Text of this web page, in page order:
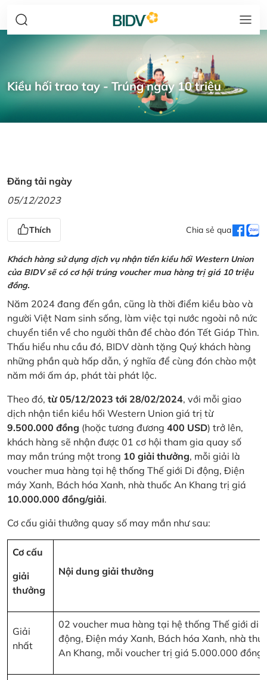
Kiều hối trao tay - Trúng ngay 10 triệu
Đăng tải ngày
05/12/2023
Thích Chia sẻ qua
Khách hàng sử dụng dịch vụ nhận tiền kiều hối Western Union
của BIDV sẽ có cơ hội trúng voucher mua hàng trị giá 10 triệu
đồng.
Năm 2024 đang đến gần, cũng là thời điểm kiều bào và
người Việt Nam sinh sống, làm việc tại nước ngoài nô nức
chuyển tiền về cho người thân để chào đón Tết Giáp Thìn.
Thấu hiểu nhu cầu đó, BIDV dành tặng Quý khách hàng
những phần quà hấp dẫn, ý nghĩa để cùng đón chào một
năm mới ấm áp, phát tài phát lộc.
Theo đó, từ 05/12/2023 tới 28/02/2024, với mỗi giao
dịch nhận tiền kiều hối Western Union giá trị từ
9.500.000 đồng (hoặc tương đương 400 USD) trở lên,
khách hàng sẽ nhận được 01 cơ hội tham gia quay số
may mắn trúng một trong 10 giải thưởng, mỗi giải là
voucher mua hàng tại hệ thống Thế giới Di động, Điện
máy Xanh, Bách hóa Xanh, nhà thuốc An Khang trị giá
10.000.000 đồng/giải.
Cơ cấu giải thưởng quay số may mắn như sau:
Cơ cấu
giải
thưởng
Nội dung giải thưởng
Giải
nhất
02 voucher mua hàng tại hệ thống Thế giới di
động, Điện máy Xanh, Bách hóa Xanh, nhà
An Khang, mỗi voucher trị giá 5.000.000 đồng